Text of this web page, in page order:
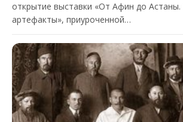
открытие выставки «От Афин до
артефакты», приуроченной…